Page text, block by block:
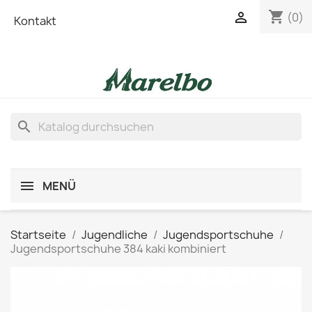
Kontakt shopping_cart (0)

search
MENÜ
Startseite Jugendliche
Jugendsportschuhe
Jugendsportschuhe 384 kaki kombiniert